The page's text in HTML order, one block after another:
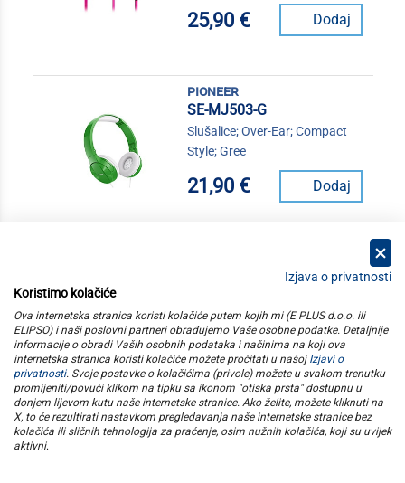
25,90 € Dodaj
pioneer
SE-MJ503-G
Slušalice; Over-Ear; Compact
Style; Gree
21,90 € Dodaj
kategorije
elipso
informacije
pratite nas
Izjava o privatnosti
Koristimo kolačiće
Ova internetska stranica koristi kolačiće putem kojih mi (E PLUS d.o.o. ili
ELIPSO) i naši poslovni partneri obrađujemo Vaše osobne podatke. Detaljnije
informacije o obradi Vaših osobnih podataka i načinima na koji ova
internetska stranica koristi kolačiće možete pročitati u našoj Izjavi o
privatnosti. Svoje postavke o kolačićima (privole) možete u svakom trenutku
promijeniti/povući klikom na tipku sa ikonom "otiska prsta" dostupnu u
donjem lijevom kutu naše internetske stranice. Ako želite, možete kliknuti na
X, to će rezultirati nastavkom pregledavanja naše internetske stranice bez
kolačića ili sličnih tehnologija za praćenje, osim nužnih kolačića, koji su uvijek
aktivni.